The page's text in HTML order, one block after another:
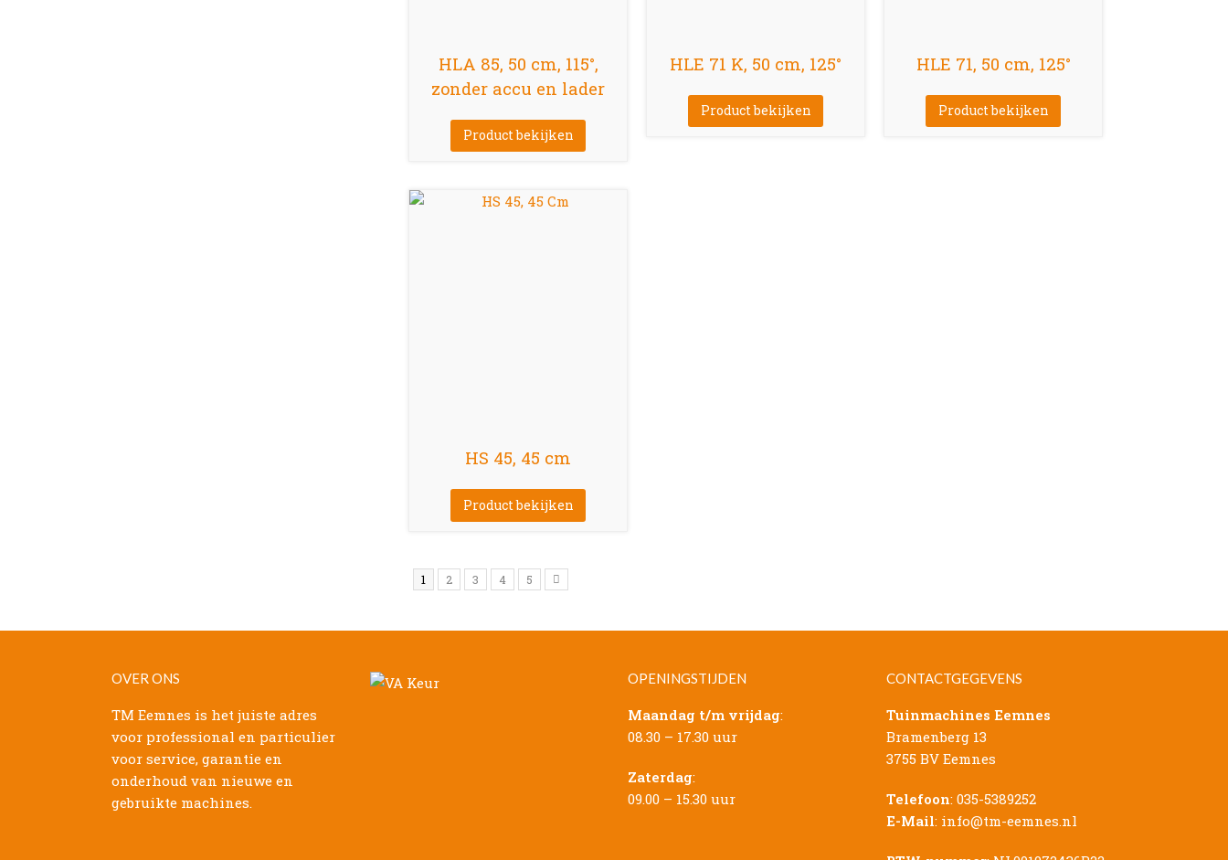
HLA 85, 50 cm, 115°,
zonder accu en lader
Product bekijken
HLE 71 K, 50 cm, 125°
Product bekijken
HLE 71, 50 cm, 125°
Product bekijken
HS 45, 45 cm
Product bekijken
1 2 3 4 5
OVER ONS
TM Eemnes is het juiste adres
voor professional en particulier
voor service, garantie en
onderhoud van nieuwe en
gebruikte machines.
OPENINGSTIJDEN
Maandag t/m vrijdag:
08.30 – 17.30 uur
Zaterdag:
09.00 – 15.30 uur
CONTACTGEGEVENS
Tuinmachines Eemnes
Bramenberg 13
3755 BV Eemnes
Telefoon: 035-5389252
E-Mail: info@tm-eemnes.nl